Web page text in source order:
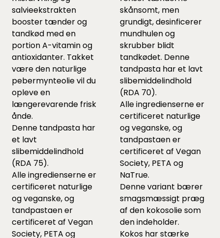
salvieekstrakten
booster tænder og
tandkød med en
portion A-vitamin og
antioxidanter. Takket
være den naturlige
pebermynteolie vil du
opleve en
længerevarende frisk
ånde.
Denne tandpasta har
et lavt
slibemiddelindhold
(RDA 75).
Alle ingredienserne er
certificeret naturlige
og veganske, og
tandpastaen er
certificeret af Vegan
Society, PETA og
skånsomt, men
grundigt, desinficerer
mundhulen og
skrubber blidt
tandkødet. Denne
tandpasta har et lavt
slibemiddelindhold
(RDA 70).
Alle ingredienserne er
certificeret naturlige
og veganske, og
tandpastaen er
certificeret af Vegan
Society, PETA og
NaTrue.
Denne variant bærer
smagsmæssigt præg
af den kokosolie som
den indeholder.
Kokos har stærke